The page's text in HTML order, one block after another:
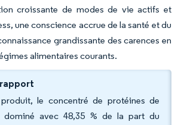
croissante de modes de vie actifs et
une conscience accrue de la santé et du
grandissante des carences en
alimentaires courants.
le concentré de protéines de
dominé avec 48,35 % de la part du